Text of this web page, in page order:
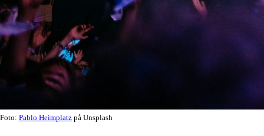
Foto: Pablo Heimplatz på Unsplash